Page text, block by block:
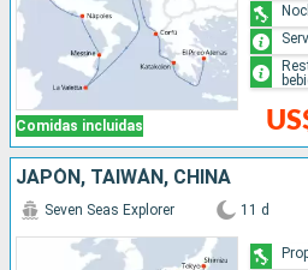
Comidas incluidas
JAPÓN, TAIWÁN, CHINA
Seven Seas Explorer 11 d